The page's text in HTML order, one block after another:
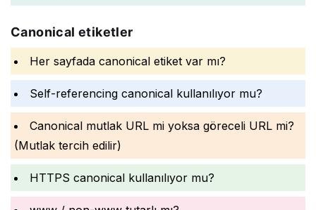
Canonical etiketler
Her sayfada canonical etiket var mı?
Self-referencing canonical kullanılıyor mu?
Canonical mutlak URL mi yoksa göreceli URL mi?
(Mutlak tercih edilir)
HTTPS canonical kullanılıyor mu?